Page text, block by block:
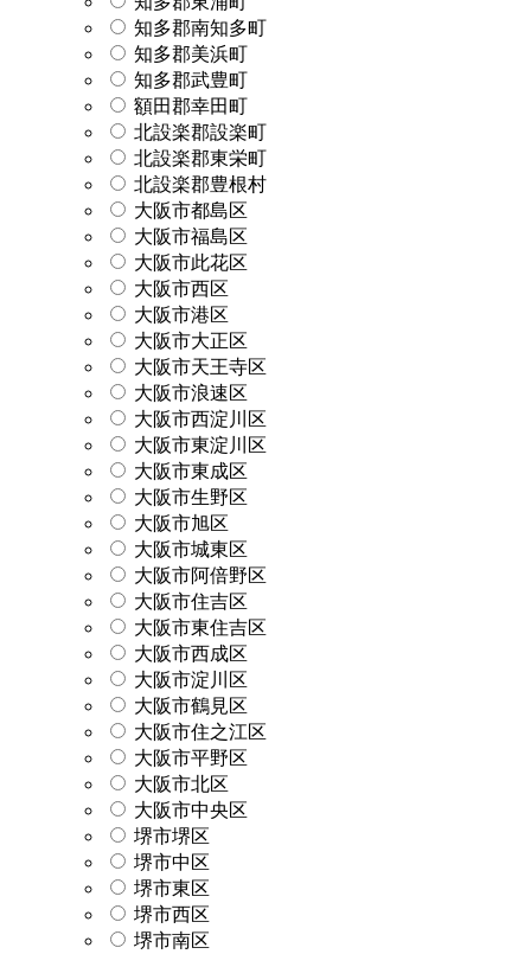
知多郡南知多町
知多郡美浜町
知多郡武豊町
額田郡幸田町
北設楽郡設楽町
北設楽郡東栄町
北設楽郡豊根村
大阪市都島区
大阪市福島区
大阪市此花区
大阪市西区
大阪市港区
大阪市大正区
大阪市天王寺区
大阪市浪速区
大阪市西淀川区
大阪市東淀川区
大阪市東成区
大阪市生野区
大阪市旭区
大阪市城東区
大阪市阿倍野区
大阪市住吉区
大阪市東住吉区
大阪市西成区
大阪市淀川区
大阪市鶴見区
大阪市住之江区
大阪市平野区
大阪市北区
大阪市中央区
堺市堺区
堺市中区
堺市東区
堺市西区
堺市南区